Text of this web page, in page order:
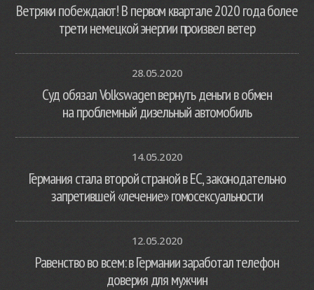
Ветряки побеждают! В первом квартале 2020 года более
трети немецкой энергии произвел ветер
28.05.2020
Суд обязал Volkswagen вернуть деньги в обмен
на проблемный дизельный автомобиль
14.05.2020
Германия стала второй страной в ЕС, законодательно
запретившей «лечение» гомосексуальности
12.05.2020
Равенство во всем: в Германии заработал телефон
доверия для мужчин